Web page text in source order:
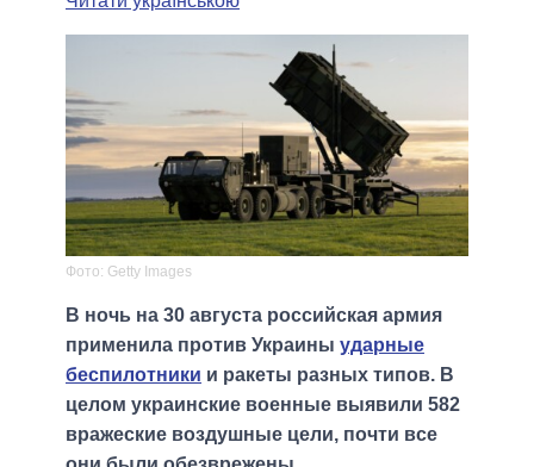
Фото: Getty Images
В ночь на 30 августа российская армия
применила против Украины ударные
беспилотники и ракеты разных типов. В
целом украинские военные выявили 582
вражеские воздушные цели, почти все